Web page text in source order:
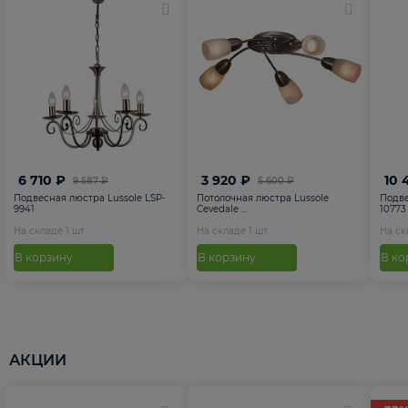
9 587 ₽
6 710 ₽
Подвесная люстра Lussole LSP-
9941
На складе 1 шт
В корзину
5 600 ₽
3 920 ₽
Потолочная люстра Lussole
Cevedale ...
На складе 1 шт
В корзину
10
10773
На
В
АКЦИИ